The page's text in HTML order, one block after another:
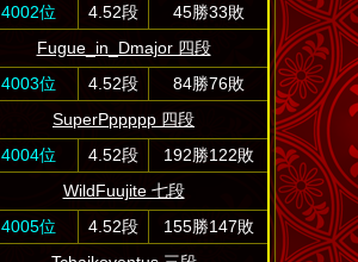
4002位
4.52段
45勝33敗
Fugue_in_Dmajor 四段
4003位
4.52段
84勝76敗
SuperPppppp 四段
4004位
4.52段
192勝122敗
WildFuujite 七段
4005位
4.52段
155勝147敗